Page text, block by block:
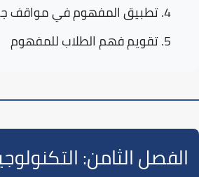
تطبيق المفهوم في مواقف
تقويم فهم الطلاب للمفهوم
الفصل الثامن: